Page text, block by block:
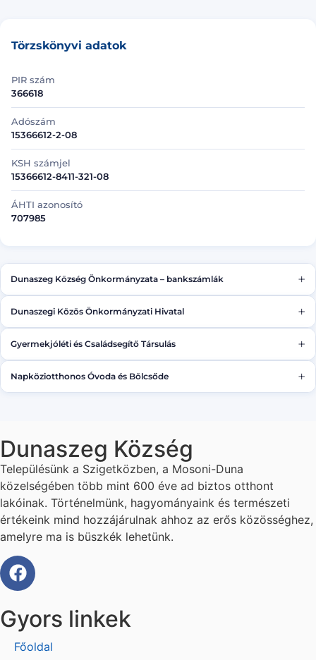
Törzskönyvi adatok
PIR szám
366618
Adószám
15366612-2-08
KSH számjel
15366612-8411-321-08
ÁHTI azonosító
707985
Dunaszeg Község Önkormányzata – bankszámlák +
Költségvetési
11737007-15366612-00000000
Bírság beszedési
11737007-15366612-08800000
Építményadó
11737007-15366612-02440000
Idegen bevételek
11737007-15366612-04400000
Iparűzési adó
Késedelmi pótlék
11737007-15366612-03780000
Kommunális adó
11737007-15366612-02820000
Talajterhelési díj
Dunaszegi Közös Önkormányzati Hivatal +
Bankszámlaszám
11737007-15810977-00000000
Gyermekjóléti és Családsegítő Társulás +
Bankszámlaszám
11737007-15824767-00000000
Napköziotthonos Óvoda és Bölcsőde +
Dunaszeg Község
Településünk a Szigetközben, a Mosoni-Duna
közelségében több mint 600 éve ad biztos otthont
lakóinak. Történelmünk, hagyományaink és természeti
értékeink mind hozzájárulnak ahhoz az erős közösséghez,
amelyre ma is büszkék lehetünk.
Gyors linkek
Főoldal